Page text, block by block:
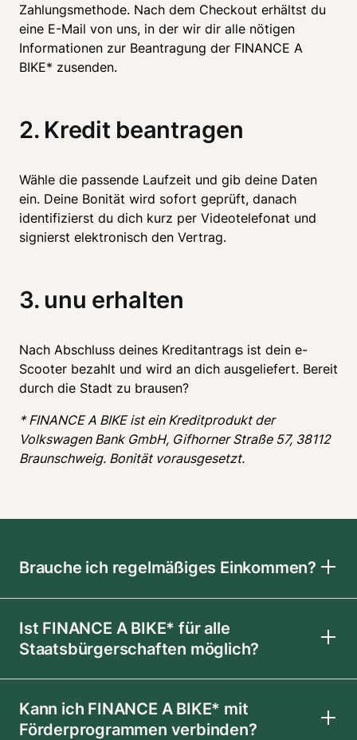
Zahlungsmethode. Nach dem Checkout erhältst du
eine E-Mail von uns, in der wir dir alle nötigen
Informationen zur Beantragung der FINANCE A
BIKE* zusenden.
2. Kredit beantragen
Wähle die passende Laufzeit und gib deine Daten
ein. Deine Bonität wird sofort geprüft, danach
identifizierst du dich kurz per Videotelefonat und
signierst elektronisch den Vertrag.
3. unu erhalten
Nach Abschluss deines Kreditantrags ist dein e-
Scooter bezahlt und wird an dich ausgeliefert. Bereit
durch die Stadt zu brausen?
* FINANCE A BIKE ist ein Kreditprodukt der
Volkswagen Bank GmbH, Gifhorner Straße 57, 38112
Braunschweig. Bonität vorausgesetzt.
Brauche ich regelmäßiges Einkommen?
Ist FINANCE A BIKE* für alle
Staatsbürgerschaften möglich?
Kann ich FINANCE A BIKE* mit
Förderprogrammen verbinden?